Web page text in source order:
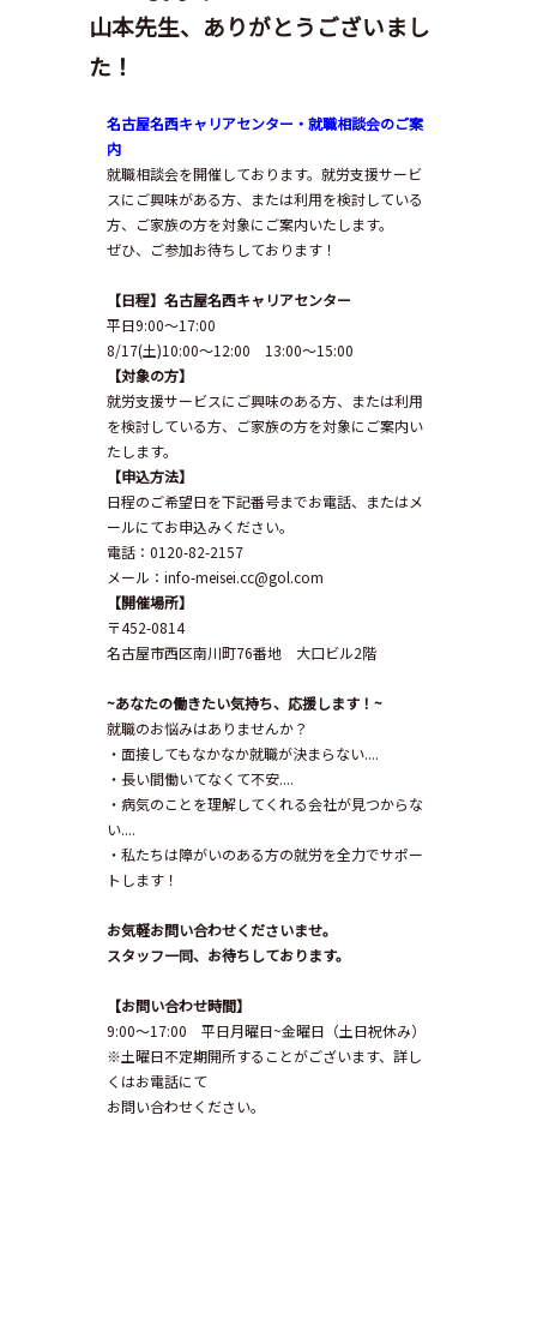
山本先生、ありがとうございまし
た！
名古屋名西キャリアセンター・就職相談会のご案
内
就職相談会を開催しております。就労支援サービ
スにご興味がある方、または利用を検討している
方、ご家族の方を対象にご案内いたします。
ぜひ、ご参加お待ちしております！
【日程】名古屋名西キャリアセンター
平日9:00～17:00
8/17(土)10:00～12:00 13:00～15:00
【対象の方】
就労支援サービスにご興味のある方、または利用
を検討している方、ご家族の方を対象にご案内い
たします。
【申込方法】
日程のご希望日を下記番号までお電話、またはメ
ールにてお申込みください。
電話：0120-82-2157
メール：info-meisei.cc@gol.com
【開催場所】
〒452-0814
名古屋市西区南川町76番地 大口ビル2階
~あなたの働きたい気持ち、応援します！~
就職のお悩みはありませんか？
・面接してもなかなか就職が決まらない....
・長い間働いてなくて不安....
・病気のことを理解してくれる会社が見つからな
い....
・私たちは障がいのある方の就労を全力でサポー
トします！
お気軽お問い合わせくださいませ。
スタッフ一同、お待ちしております。
【お問い合わせ時間】
9:00～17:00 平日月曜日~金曜日（土日祝休み）
※土曜日不定期開所することがございます、詳し
くはお電話にて
お問い合わせください。